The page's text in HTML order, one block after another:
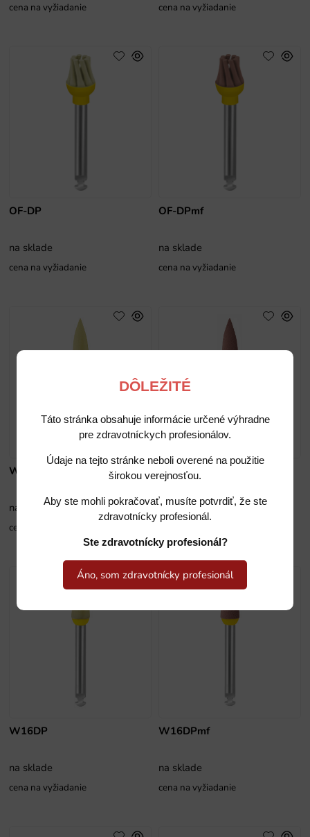
DÔLEŽITÉ
Táto stránka obsahuje informácie určené výhradne
pre zdravotníckych profesionálov.
Údaje na tejto stránke neboli overené na použitie
širokou verejnosťou.
Aby ste mohli pokračovať, musíte potvrdiť, že ste
zdravotnícky profesionál.
Ste zdravotnícky profesionál?
Áno, som zdravotnícky profesionál
cena na vyžiadanie cena na vyžiadanie
OF-DP
na sklade
cena na vyžiadanie
OF-DPmf
na sklade
cena na vyžiadanie
W11DP
na sklade
cena na vyžiadanie
W11DPmf
na sklade
W16DP
na sklade
cena na vyžiadanie
W16DPmf
na sklade
cena na vyžiadanie